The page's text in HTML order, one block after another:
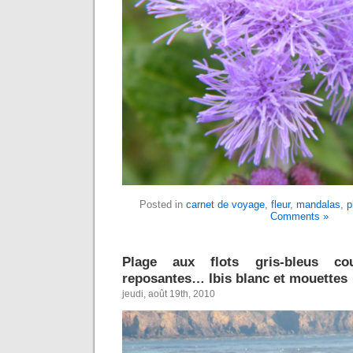
Posted in carnet de voyage, fleur, mandalas,
Comments »
Plage aux flots gris-bleus
reposantes… Ibis blanc et mouettes
jeudi, août 19th, 2010